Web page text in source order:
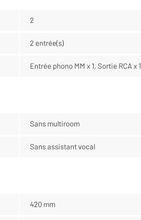
2
2 entrée(s)
Entrée phono MM x 1, Sortie RCA x 1
Sans multiroom
Sans assistant vocal
420 mm